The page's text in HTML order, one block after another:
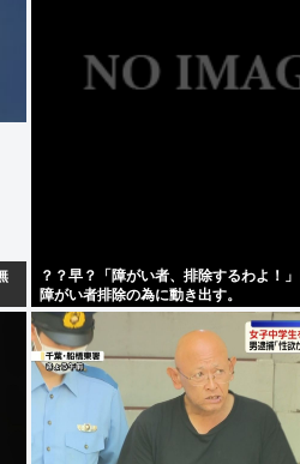
？？早？「障がい者、排除するわよ！
障がい者排除の為に動き出す。